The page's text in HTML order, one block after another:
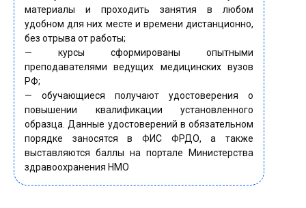
материалы и проходить занятия в любом
удобном для них месте и времени дистанционно,
без отрыва от работы;
— курсы сформированы опытными
преподавателями ведущих медицинских вузов
РФ;
— обучающиеся получают удостоверения о
повышении квалификации установленного
образца. Данные удостоверений в обязательном
порядке заносятся в ФИС ФРДО, а также
выставляются баллы на портале Министерства
здравоохранения НМО